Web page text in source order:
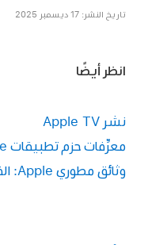
تاريخ النشر: 17 ديسمبر 2025
انظر أيضًا
نشر Apple TV
معرِّفات حزم تطبيقات Apple على Apple TV
وثائق مطوري Apple: القيود